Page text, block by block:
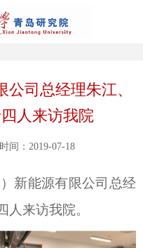
司总经理朱江、
人来访我院
间：2019-07-18
新能源有限公司总经
来访我院。